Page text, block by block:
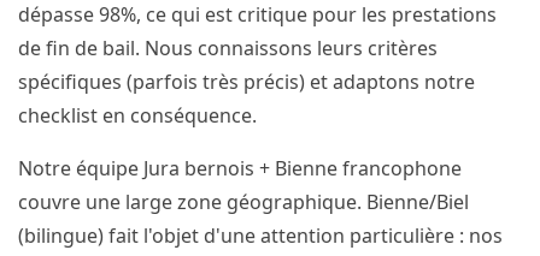
dépasse 98%, ce qui est critique pour les prestations
de fin de bail. Nous connaissons leurs critères
spécifiques (parfois très précis) et adaptons notre
checklist en conséquence.
Notre équipe Jura bernois + Bienne francophone
couvre une large zone géographique. Bienne/Biel
(bilingue) fait l'objet d'une attention particulière : nos